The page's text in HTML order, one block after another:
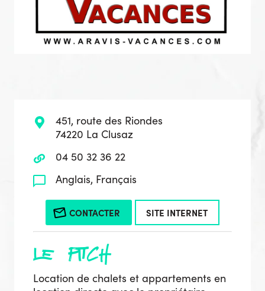
451, route des Riondes
74220 La Clusaz
04 50 32 36 22
Anglais, Français
CONTACTER SITE INTERNET
le pitch
Location de chalets et appartements en